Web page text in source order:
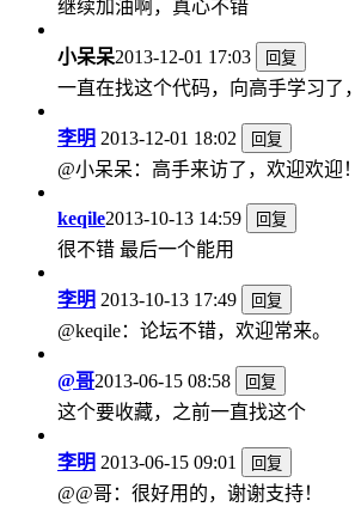
继续加油啊，真心不错
小呆呆2013-12-01 17:03 回复
一直在找这个代码，向高手学习了，
李明 2013-12-01 18:02 回复
@小呆呆：高手来访了，欢迎欢迎！
keqile2013-10-13 14:59 回复
很不错 最后一个能用
李明 2013-10-13 17:49 回复
@keqile：论坛不错，欢迎常来。
@哥2013-06-15 08:58 回复
这个要收藏，之前一直找这个
李明 2013-06-15 09:01 回复
@@哥：很好用的，谢谢支持！